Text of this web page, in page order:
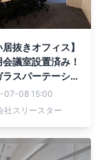
居抜きオフィス】
会議室設置済み！
ラスパーテーショ
れた今年竣工の
画の掲載を開始
07-08 15:00
社スリースター